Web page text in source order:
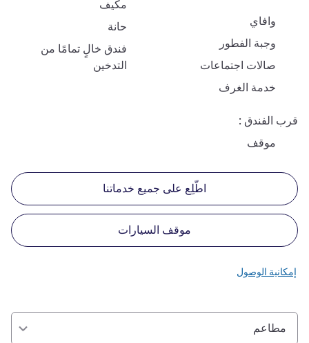
وافاي
مكيف
وجبة الفطور
حانة
صالات اجتماعات
فندق خالٍ تمامًا من
التدخين
خدمة الغرف
قرب الفندق
موقف
اطّلِع على جميع خدماتنا
موقف السيارات
إمكانية الوصول
مطاعم